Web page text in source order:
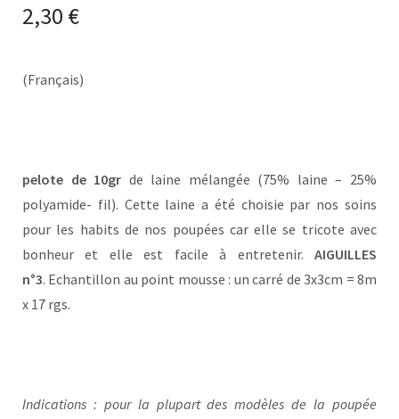
2,30 €
(Français)
pelote de 10gr de laine mélangée (75% laine – 25%
polyamide- fil). Cette laine a été choisie par nos soins
pour les habits de nos poupées car elle se tricote avec
bonheur et elle est facile à entretenir. AIGUILLES
n°3. Echantillon au point mousse : un carré de 3x3cm = 8m
x 17 rgs.
Indications : pour la plupart des modèles de la poupée